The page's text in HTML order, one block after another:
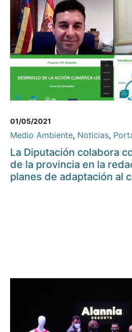
01/05/2021
Medio Ambiente, Noticias,
La Diputación colabora
de la provincia en la
planes de adaptación al